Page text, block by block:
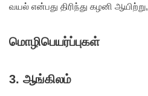
வயல் என்பது திரிந்து கழனி ஆயிற்று,
மொழிபெயர்ப்புகள்
3. ஆங்கிலம்